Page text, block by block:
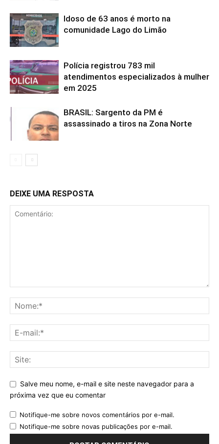
Idoso de 63 anos é morto na
comunidade Lago do Limão
Polícia registrou 783 mil
atendimentos especializados à mulher
em 2025
BRASIL: Sargento da PM é
assassinado a tiros na Zona Norte
DEIXE UMA RESPOSTA
Salve meu nome, e-mail e site neste navegador para a
próxima vez que eu comentar
Notifique-me sobre novos comentários por e-mail.
Notifique-me sobre novas publicações por e-mail.